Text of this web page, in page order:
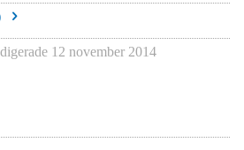
12 november 2014